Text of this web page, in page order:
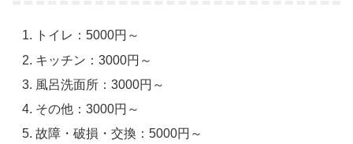
トイレ：5000円～
キッチン：3000円～
風呂洗面所：3000円～
その他：3000円～
故障・破損・交換：5000円～